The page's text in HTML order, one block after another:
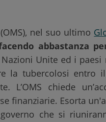
nel suo ultimo
abbastanza
Unite ed i paesi
la tubercolosi entro il
chiede
finanziarie. Esorta
che si